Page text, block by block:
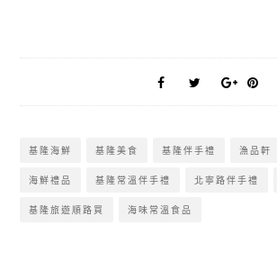
基隆海鮮 基隆美食 基隆伴手禮 漁品軒
海鮮禮品 基隆常溫伴手禮 北寧路伴手禮
基隆旅遊順路買 海味常溫食品